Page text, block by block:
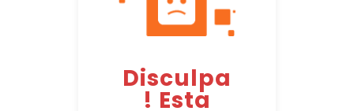
Disculpa
! Esta